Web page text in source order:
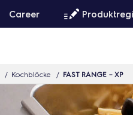
Career
Kochblöcke FAST RANGE – XP